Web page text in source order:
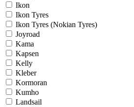
Ikon
Ikon Tyres
Ikon Tyres (Nokian Tyres)
Joyroad
Kama
Kapsen
Kelly
Kleber
Kormoran
Kumho
Landsail